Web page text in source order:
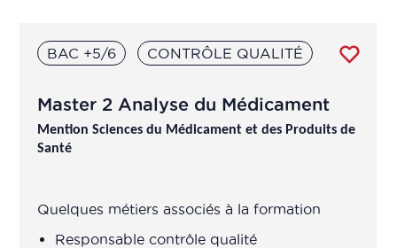
Chargé assurance qualité
Chargé assurance qualité en
laboratoire de contrôle
Chargé contrôle qualité
BAC +5/6 CONTRÔLE QUALITÉ
Master 2 Analyse du Médicament
Mention Sciences du Médicament et des Produits de
Santé
Quelques métiers associés à la formation
Responsable contrôle qualité